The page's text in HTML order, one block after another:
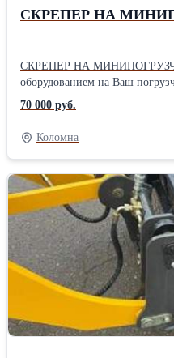
СКРЕПЕР НА
СКРЕПЕР НА
оборудованием на Ваш
утрамбованный снег,
плитку от убираемой
70 000 руб.
Коломна